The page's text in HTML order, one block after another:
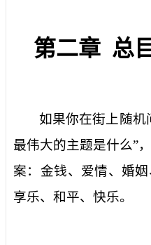
第二章 总
如果你在街上随机
最伟大的主题是什么”
案：金钱、爱情、婚
享乐、和平、快乐。